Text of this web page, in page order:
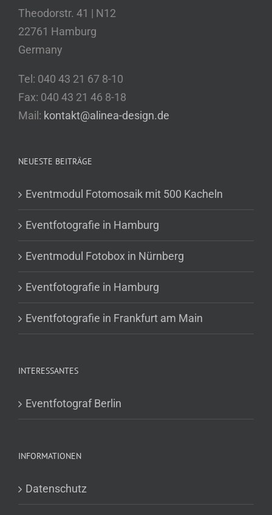
Theodorstr. 41 | N12
22761 Hamburg
Germany
Tel: 040 43 21 67 8-10
Fax: 040 43 21 46 8-18
Mail: kontakt@alinea-design.de
NEUESTE BEITRÄGE
Eventmodul Fotomosaik mit 500 Kacheln
Eventfotografie in Hamburg
Eventmodul Fotobox in Nürnberg
Eventfotografie in Hamburg
Eventfotografie in Frankfurt am Main
INTERESSANTES
Eventfotograf Berlin
INFORMATIONEN
Datenschutz